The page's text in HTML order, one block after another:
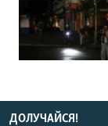
ДОЛУЧАЙСЯ!